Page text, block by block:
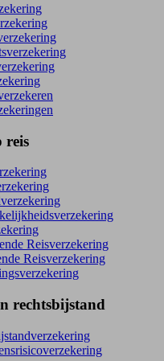
reis
Reisverzekering
Reisverzekering
rechtsbijstand